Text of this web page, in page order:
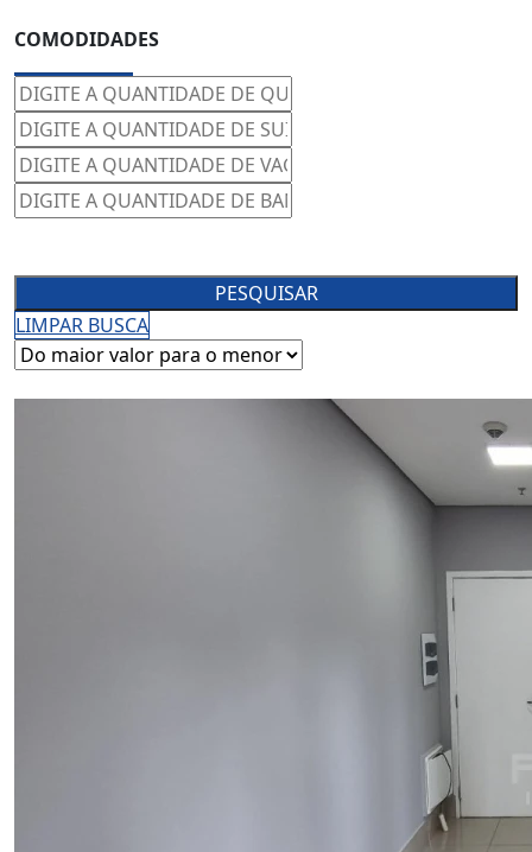
COMODIDADES
PESQUISAR
LIMPAR BUSCA